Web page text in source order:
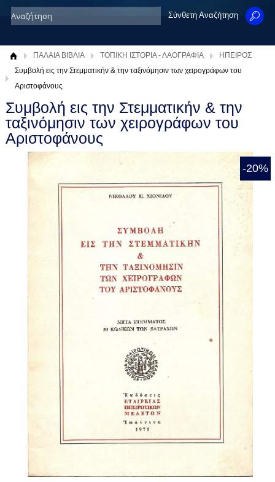
Σύνθετη Αναζήτηση
ΠΑΛΑΙΑ ΒΙΒΛΙΑ ΤΟΠΙΚΗ ΙΣΤΟΡΙΑ - ΛΑΟΓΡΑΦΙΑ
ΗΠΕΙΡΟΣ
Συμβολή εις την Στεμματικήν & την ταξινόμησιν των χειρογράφων του
Αριστοφάνους
Συμβολή εις την Στεμματικήν & την
ταξινόμησιν των χειρογράφων του
Αριστοφάνους
-20%